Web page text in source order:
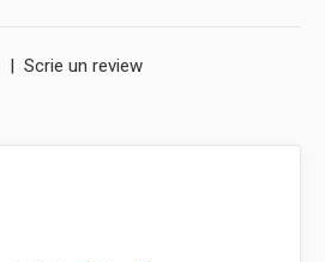
| Scrie un review